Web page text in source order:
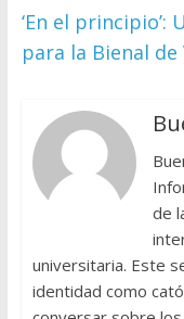
‘En el principio’:
para la Bienal de
de
universitaria. Este
identidad como